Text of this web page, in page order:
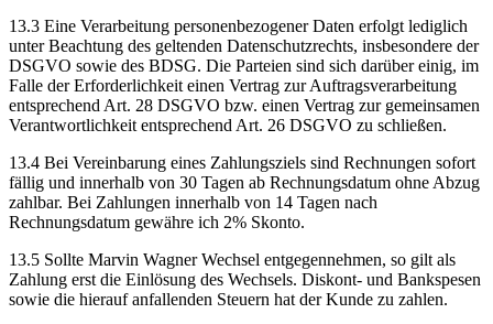
13.3 Eine Verarbeitung personenbezogener Daten erfolgt lediglich
unter Beachtung des geltenden Datenschutzrechts, insbesondere der
DSGVO sowie des BDSG. Die Parteien sind sich darüber einig, im
Falle der Erforderlichkeit einen Vertrag zur Auftragsverarbeitung
entsprechend Art. 28 DSGVO bzw. einen Vertrag zur gemeinsamen
Verantwortlichkeit entsprechend Art. 26 DSGVO zu schließen.
13.4 Bei Vereinbarung eines Zahlungsziels sind Rechnungen sofort
fällig und innerhalb von 30 Tagen ab Rechnungsdatum ohne Abzug
zahlbar. Bei Zahlungen innerhalb von 14 Tagen nach
Rechnungsdatum gewähre ich 2% Skonto.
13.5 Sollte Marvin Wagner Wechsel entgegennehmen, so gilt als
Zahlung erst die Einlösung des Wechsels. Diskont- und Bankspesen
sowie die hierauf anfallenden Steuern hat der Kunde zu zahlen.